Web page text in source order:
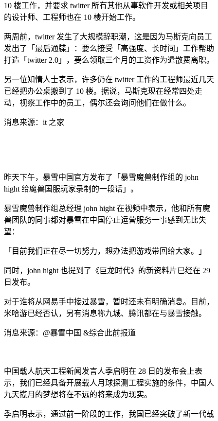
10 楼工作，并要求 twitter 所有其他从事软件开发或相关项目
的设计师、工程师也在 10 楼开始工作。
两周前，twitter 发生了大规模辞职潮，这是因为马斯克向员工
发出了「最后通牒」：要么接受「高强度、长时间」工作帮助
打造「twitter 2.0」，要么领取三个月的工资作为遣散费离职。
另一位知情人士表示，许多仍在 twitter 工作的工程师最近几天
已经把办公桌搬到了 10 楼。据说，马斯克现在经常四处走
动，视察工作中的员工，偶尔还会询问他们在做什么。
消息来源：it 之家
昨天下午，暴雪中国官方发布了「暴雪魔兽制作组的 john
hight 给魔兽国服玩家录制的一段话」。
暴雪魔兽制作组总经理 john hight 在视频中表示，他和所有魔
兽团队的同事都对暴雪在中国停止运营服务一事感到无比失
望：
「目前我们正在尽一切努力，想办法把游戏带回给大家。」
同时，john hight 也提到了《巨龙时代》的新资料片已经在 29
日发布。
对于谁将从网易手中接过暴雪，暂时还未有明确消息。目前，
米哈游已经否认，另有消息称九城、腾讯都在与暴雪接触。
消息来源：@暴雪中国 &综合此前报道
中国载人航天工程新闻发言人季启明在 28 日的发布会上表
示，我们已经具备开展载人月球探测工程实施的条件，中国人
九天揽月的梦想将在不远的将来成为现实。
季启明表示，通过前一阶段的工作，我国已经突破了新一代载